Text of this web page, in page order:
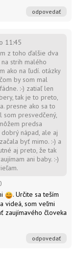
odpovedať
11:45
z toho ďalšie dva
strih malého
ako na ľudí. otázky
by som mal
:-) zatiaľ len
tak je to preto,
presne ako sa to
som presvedčený,
predsa
nápad, ale aj
byť mimo. :-) a
aj preto, že tak
ani baby. :-)
. Určite sa teším
videá, som veľmi
zaujímavého človeka
odpovedať